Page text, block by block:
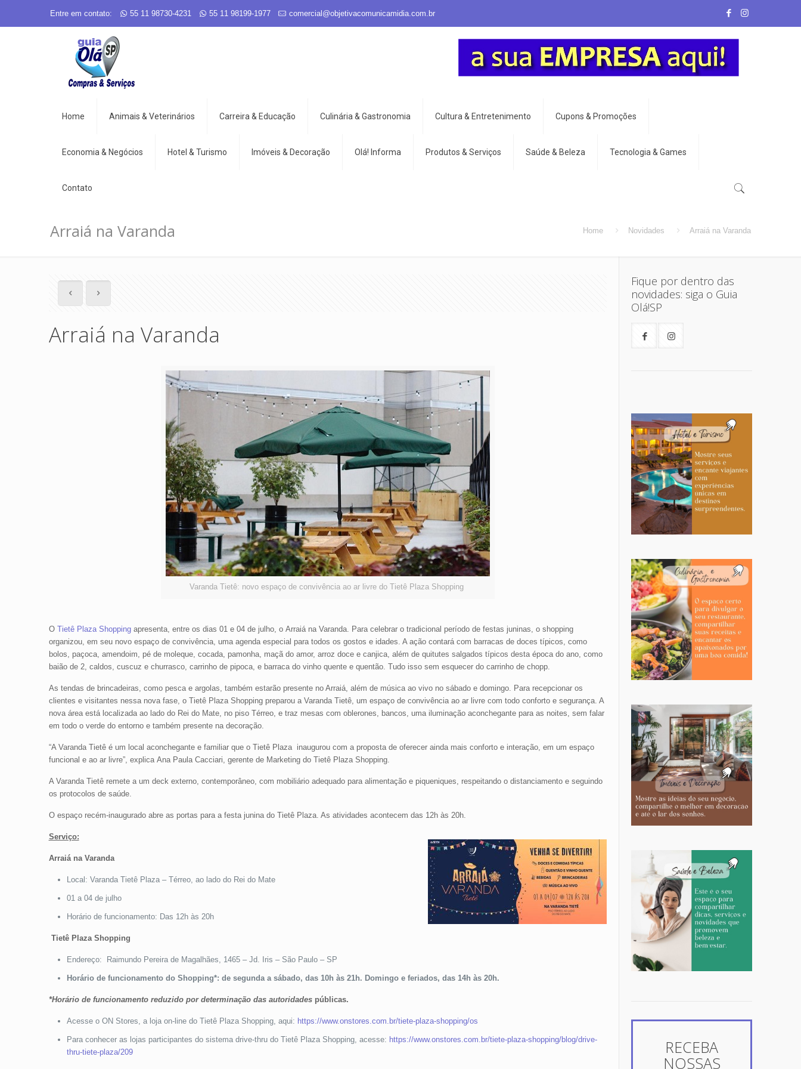
Entre em contato: 55 11 98730-4231 55 11 98199-1977 comercial@objetivacomunicamidia.com.br
Home Animais & Veterinários Carreira & Educação Culinária & Gastronomia Cultura & Entretenimento Cupons & Promoções
Economia & Negócios Hotel & Turismo Imóveis & Decoração Olá! Informa Produtos & Serviços Saúde & Beleza Tecnologia & Games
Contato
Arraiá na Varanda Home Novidades Arraiá na Varanda
Arraiá na Varanda
Varanda Tietê: novo espaço de convivência ao ar livre do Tietê Plaza Shopping
O Tietê Plaza Shoppingapresenta, entre os dias 01 e 04 de julho, o Arraiá na Varanda. Para celebrar o tradicional período de festas juninas, o shopping
organizou, em seu novo espaço de convivência, uma agenda especial para todos os gostos e idades. A ação contará com barracas de doces típicos, como
bolos, paçoca, amendoim, pé de moleque, cocada, pamonha, maçã do amor, arroz doce e canjica, além de quitutes salgados típicos desta época do ano, como
baião de 2, caldos, cuscuz e churrasco, carrinho de pipoca, e barraca do vinho quente e quentão. Tudo isso sem esquecer do carrinho de chopp.
As tendas de brincadeiras, como pesca e argolas, também estarão presente no Arraiá, além de música ao vivo no sábado e domingo. Para recepcionar os
clientes e visitantes nessa nova fase, o Tietê Plaza Shopping preparou a Varanda Tietê, um espaço de convivência ao ar livre com todo conforto e segurança. A
nova área está localizada ao lado do Rei do Mate, no piso Térreo, e traz mesas com oblerones, bancos, uma iluminação aconchegante para as noites, sem falar
em todo o verde do entorno e também presente na decoração.
“A Varanda Tietê é um local aconchegante e familiar que o Tietê Plaza inaugurou com a proposta de oferecer ainda mais conforto e interação, em um espaço
funcional e ao ar livre”, explica Ana Paula Cacciari, gerente de Marketing do Tietê Plaza Shopping.
A Varanda Tietê remete a um deck externo, contemporâneo, com mobiliário adequado para alimentação e piqueniques, respeitando o distanciamento e seguindo
os protocolos de saúde.
O espaço recém-inaugurado abre as portas para a festa junina do Tietê Plaza. As atividades acontecem das 12h às 20h.
Serviço:
Arraiá na Varanda
Local: Varanda Tietê Plaza – Térreo, ao lado do Rei do Mate
01 a 04 de julho
Horário de funcionamento: Das 12h às 20h
Tietê Plaza Shopping
Endereço: Raimundo Pereira de Magalhães, 1465 – Jd. Iris – São Paulo – SP
Horário de funcionamento do Shopping*: de segunda a sábado, das 10h às 21h. Domingo e feriados, das 14h às 20h.
*Horário de funcionamento reduzido por determinação das autoridadespúblicas.
Acesse o ON Stores, a loja on-line do Tietê Plaza Shopping, aqui: https://www.onstores.com.br/tiete-plaza-shopping/os
Para conhecer as lojas participantes do sistema drive-thru do Tietê Plaza Shopping, acesse: https://www.onstores.com.br/tiete-plaza-shopping/blog/drive-
thru-tiete-plaza/209
Fique por dentro das
novidades: siga o Guia
Olá!SP
RECEBA
NOSSAS